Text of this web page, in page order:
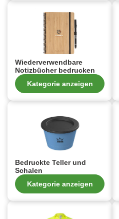
Wiederverwendbare
Notizbücher bedrucken
Kategorie anzeigen
Bedruckte Teller und
Schalen
Kategorie anzeigen